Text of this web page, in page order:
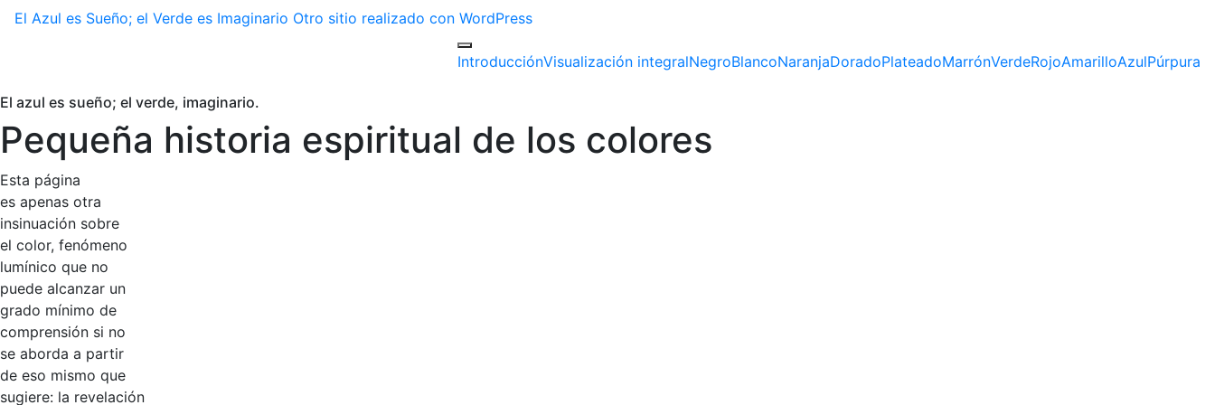
El Azul es Sueño; el Verde es Imaginario Otro sitio realizado con WordPress
IntroducciónVisualización integralNegroBlancoNaranjaDoradoPlateadoMarrónVerdeRojoAmarilloAzulPúrpura
El azul es sueño; el verde, imaginario.
Pequeña historia espiritual de los colores
Esta página
es apenas otra
insinuación sobre
el color, fenómeno
lumínico que no
puede alcanzar un
grado mínimo de
comprensión si no
se aborda a partir
de eso mismo que
sugiere: la revelación